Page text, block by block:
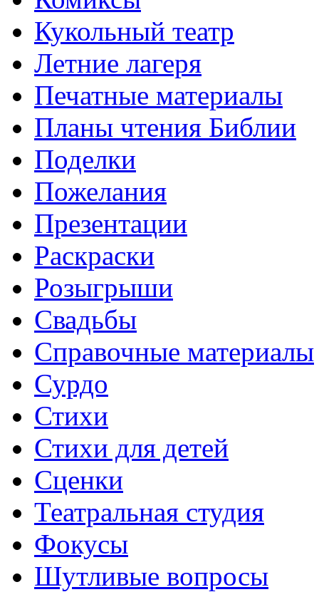
Кукольный театр
Летние лагеря
Печатные материалы
Планы чтения Библии
Поделки
Пожелания
Презентации
Раскраски
Розыгрыши
Свадьбы
Справочные материалы
Сурдо
Стихи
Стихи для детей
Сценки
Театральная студия
Фокусы
Шутливые вопросы